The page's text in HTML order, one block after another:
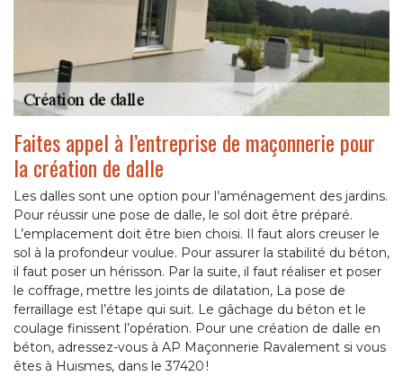
Faites appel à l’entreprise de maçonnerie pour
la création de dalle
Les dalles sont une option pour l’aménagement des jardins.
Pour réussir une pose de dalle, le sol doit être préparé.
L’emplacement doit être bien choisi. Il faut alors creuser le
sol à la profondeur voulue. Pour assurer la stabilité du béton,
il faut poser un hérisson. Par la suite, il faut réaliser et poser
le coffrage, mettre les joints de dilatation, La pose de
ferraillage est l’étape qui suit. Le gâchage du béton et le
coulage finissent l’opération. Pour une création de dalle en
béton, adressez-vous à AP Maçonnerie Ravalement si vous
êtes à Huismes, dans le 37420 !